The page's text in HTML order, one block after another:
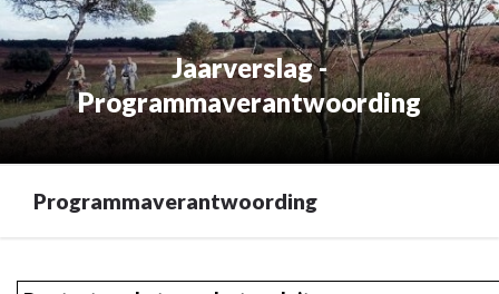
Jaarverslag -
Programmaverantwoording
Programmaverantwoording